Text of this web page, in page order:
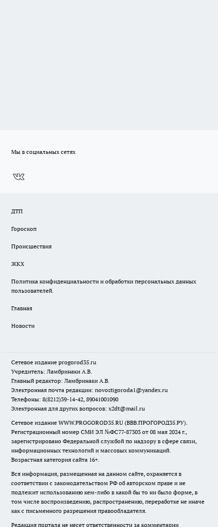
Мы в социальных сетях
ДТП
Гороскоп
Происшествия
ЖКХ
Политика конфиденциальности и обработки персональных данных
пользователей.
Главная
Новости
Сетевое издание progorod35.ru
Учредитель: Ламбринаки А.В.
Главный редактор: Ламбринаки А.В.
Электронная почта редакции: novostigoroda1@yandex.ru
Телефоны: 8(8212)39-14-42, 89041001090
Электронная для других вопросов: x2dt@mail.ru
Сетевое издание WWW.PROGOROD35.RU (ВВВ.ПРОГОРОД35.РУ).
Регистрационный номер СМИ ЭЛ №ФС77-87303 от 08 мая 2024 г.,
зарегистрировано Федеральной службой по надзору в сфере связи,
информационных технологий и массовых коммуникаций.
Возрастная категория сайта 16+.
Вся информация, размещенная на данном сайте, охраняется в
соответствии с законодательством РФ об авторском праве и не
подлежит использованию кем-либо в какой бы то ни было форме, в
том числе воспроизведению, распространению, переработке не иначе
как с письменного разрешения правообладателя.
Редакция портала не несет ответственности за комментарии